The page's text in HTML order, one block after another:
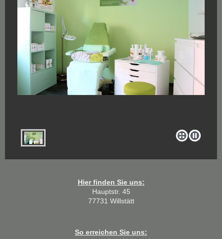
Hier finden Sie uns:
Hauptstr. 45
77731 Willstätt
So erreichen Sie uns: